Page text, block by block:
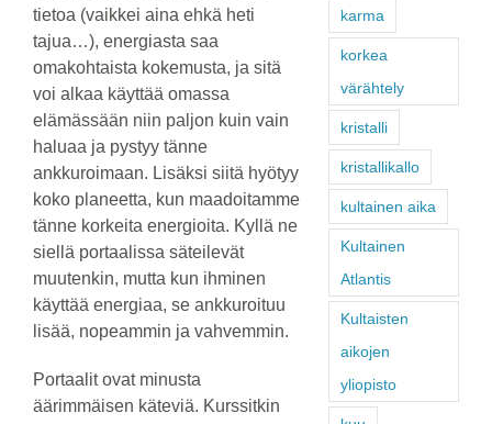
tietoa (vaikkei aina ehkä heti
tajua…), energiasta saa
omakohtaista kokemusta, ja sitä
voi alkaa käyttää omassa
elämässään niin paljon kuin vain
haluaa ja pystyy tänne
ankkuroimaan. Lisäksi siitä hyötyy
koko planeetta, kun maadoitamme
tänne korkeita energioita. Kyllä ne
siellä portaalissa säteilevät
muutenkin, mutta kun ihminen
käyttää energiaa, se ankkuroituu
lisää, nopeammin ja vahvemmin.
Portaalit ovat minusta
äärimmäisen käteviä. Kurssitkin
karma
korkea
värähtely
kristalli
kristallikallo
kultainen aika
Kultainen
Atlantis
Kultaisten
aikojen
yliopisto